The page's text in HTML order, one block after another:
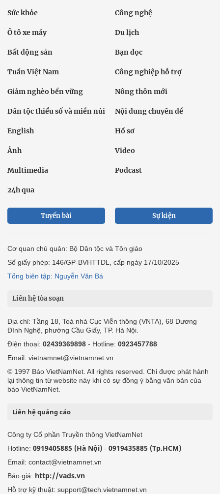
Sức khỏe Công nghệ
Ô tô xe máy Du lịch
Bất động sản Bạn đọc
Tuần Việt Nam Công nghiệp hỗ trợ
Giảm nghèo bền vững Nông thôn mới
Dân tộc thiểu số và miền núi Nội dung chuyên đề
English Hồ sơ
Ảnh Video
Multimedia Podcast
24h qua
Tuyến bài Sự kiện
Cơ quan chủ quản: Bộ Dân tộc và Tôn giáo
Số giấy phép: 146/GP-BVHTTDL, cấp ngày 17/10/2025
Tổng biên tập: Nguyễn Văn Bá
Liên hệ tòa soạn
Địa chỉ: Tầng 18, Toà nhà Cục Viễn thông (VNTA), 68 Dương
Đình Nghệ, phường Cầu Giấy, TP. Hà Nội.
Điện thoại: 02439369898 - Hotline: 0923457788
Email: vietnamnet@vietnamnet.vn
© 1997 Báo VietNamNet. All rights reserved. Chỉ được phát hành
lại thông tin từ website này khi có sự đồng ý bằng văn bản của
báo VietNamNet.
Liên hệ quảng cáo
Công ty Cổ phần Truyền thông VietNamNet
Hotline: 0919405885 (Hà Nội) - 0919435885 (Tp.HCM)
Email: contact@vietnamnet.vn
Báo giá: http://vads.vn
Hỗ trợ kỹ thuật: support@tech.vietnamnet.vn